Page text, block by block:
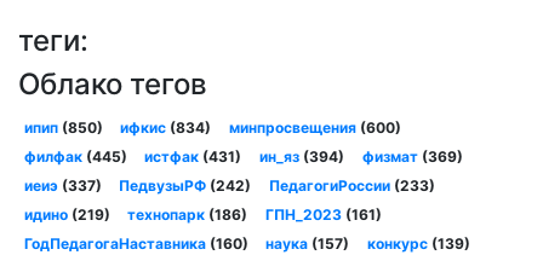
теги:
Облако тегов
ипип(850) ифкис (834) минпросвещения(600)
филфак(445) истфак (431) ин_яз(394) физмат(369)
иеиэ(337) ПедвузыРФ (242) ПедагогиРоссии(233)
идино(219) технопарк (186) ГПН_2023(161)
ГодПедагогаНаставника(160) наука (157) конкурс(139)